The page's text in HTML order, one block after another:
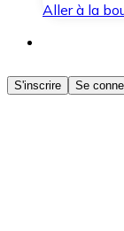
Aller à la
Acheter
Achetez
S'inscrire Se